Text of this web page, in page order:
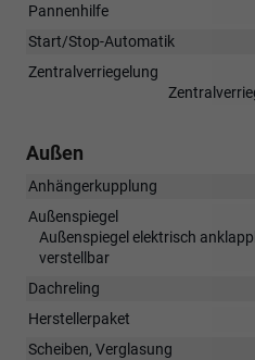
Pannenhilfe
Start/Stop-Automatik
Zentralverriegelung
Außen
Anhängerkupplung
Außenspiegel
Außenspiegel elektrisch
verstellbar
Dachreling
Herstellerpaket
Scheiben, Verglasung